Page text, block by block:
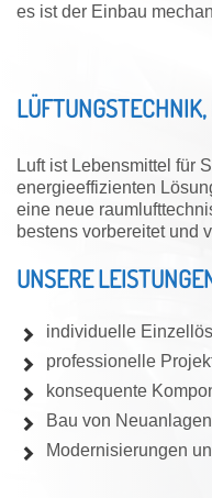
es ist der Einbau
Luft ist Lebensmittel für
energieeffizienten
eine neue
bestens vorbereitet und
UNSERE
individuelle
professionelle
konsequente
Bau von Neuanlagen
Modernisierungen